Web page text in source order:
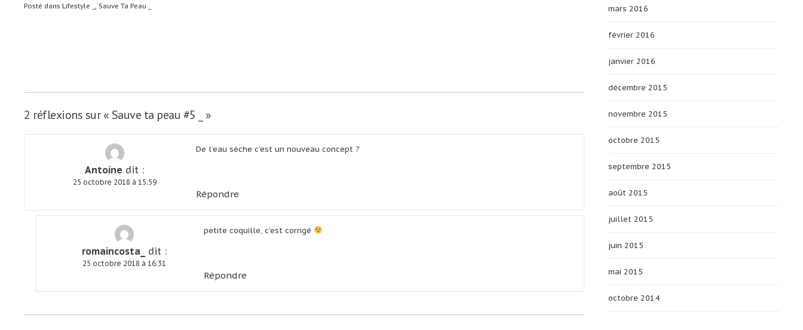
Posté dans Lifestyle _ Sauve Ta Peau _
l’article
2 réflexions sur « Sauve ta peau #5 _ »
Antoine dit :
25 octobre 2018 à 15:59
De l’eau sèche c’est un nouveau concept ?
Répondre
romaincosta_ dit :
25 octobre 2018 à 16:31
petite coquille, c’est corrigé
Répondre
mars 2016
février 2016
janvier 2016
décembre 2015
novembre 2015
octobre 2015
septembre 2015
août 2015
juillet 2015
juin 2015
mai 2015
octobre 2014